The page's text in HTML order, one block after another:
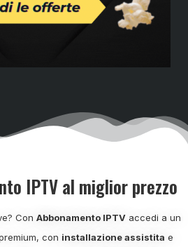
IPTV al miglior prezzo
Con Abbonamento IPTVaccedi a un
con installazione assistita e